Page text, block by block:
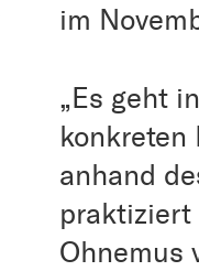
im
„Es geht
konkreten
anhand
praktiziert
Ohnemus